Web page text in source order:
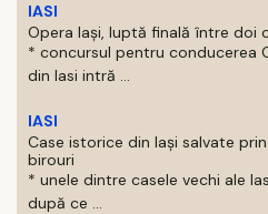
IASI
Opera Iași, luptă finală între doi
* concursul pentru conducerea
din Iasi intră ...
IASI
Case istorice din Iași salvate
birouri
* unele dintre casele vechi ale
după ce ...